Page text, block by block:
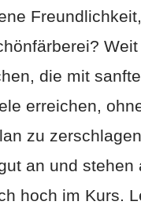
die mit
erreichen,
zu
an und stehen
hoch im Kurs.